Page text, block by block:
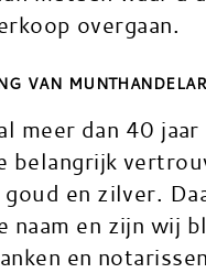
overgaan.
van
meer dan 40
belangrijk
en zilver.
naam en zijn wij
en